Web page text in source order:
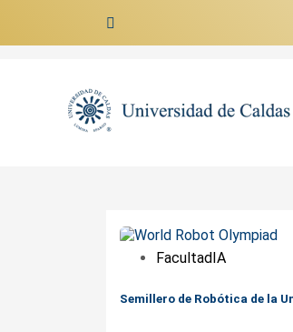
FacultadIA
Semillero de Robótica de la